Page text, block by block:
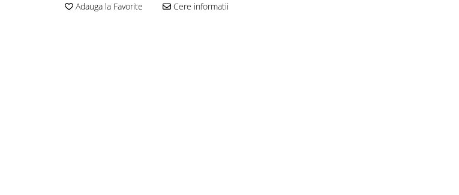
Adauga la Favorite Cere informatii